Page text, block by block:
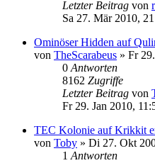
Letzter Beitrag von
Sa 27. Mär 2010,
Ominöser Hidden auf
von TheScarabeus » Fr
0 Antworten
8162 Zugriffe
Letzter Beitrag von
Fr 29. Jan 2010,
TEC Kolonie auf Krikkit
von Toby » Di 27. Okt
1 Antworten